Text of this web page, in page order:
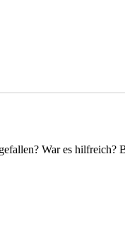
War es hilfreich?